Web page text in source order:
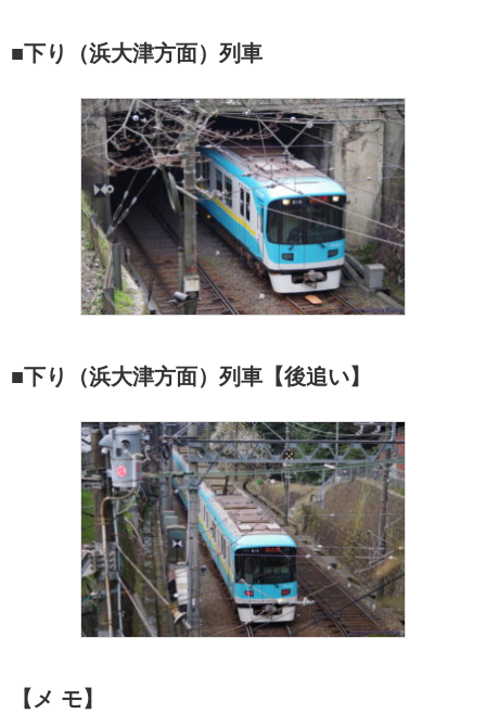
■下り（浜大津方面）列車
■下り（浜大津方面）列車【後追い】
【メ モ】